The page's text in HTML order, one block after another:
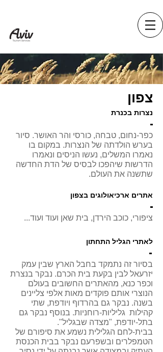
כפר-נחום, טבחה, כורסי והר האושר. סיור
בערש הולדתה של הנצרות. במקום בו
נאמרו המשלים, נעשו הניסים ונאמרו
הדרשות שיהפכו לבסיס של הדת החדשה
שתשנה את העולם.
נצרות בכנרת
אתרים ארכיאולוגים בצפון
ציפורי, כוכב הירדן, בית שאן ועוד ועוד...
בסיור זה נתמקד בחבל הארץ שבין עמק
יזרעאל לבין בקעת בית הכרם. נבקר בנצרת
וכפר כנא, מהאתרים החשובים בעולם
הנוצרי אותם פוקדים מאות אלפי צליינים
בשנה. נבקר גם בהרדוף ויודפת, שתי
קהילות גליליות-רוחניות. בנוסף נבקר גם
בתל-יודפת, "מצדה שבגליל".
בבית-לחם הגלילית נשמע את סיפורם של
הטמפלרים ובשפרעם נבקר בבית הכנסת
לאתרי הגליל התחתון
צפון